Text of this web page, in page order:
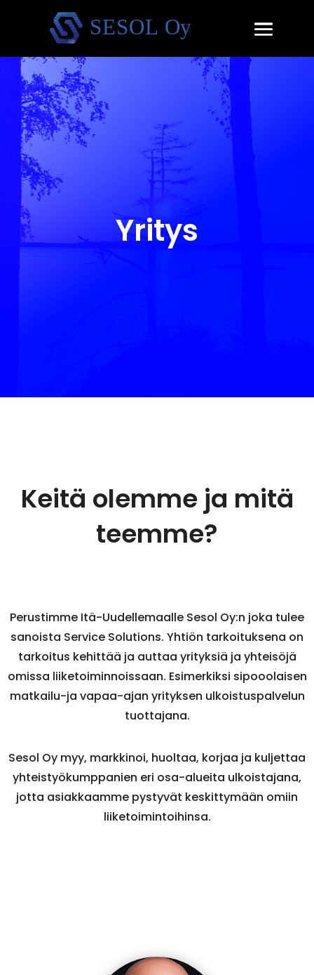
Yritys
Keitä olemme ja mitä
teemme?
Perustimme Itä-Uudellemaalle Sesol Oy:n joka tulee
sanoista Service Solutions. Yhtiön tarkoituksena on
tarkoitus kehittää ja auttaa yrityksiä ja yhteisöjä
omissa liiketoiminnoissaan. Esimerkiksi sipooolaisen
matkailu-ja vapaa-ajan yrityksen ulkoistuspalvelun
tuottajana.
Sesol Oy myy, markkinoi, huoltaa, korjaa ja kuljettaa
yhteistyökumppanien eri osa-alueita ulkoistajana,
jotta asiakkaamme pystyvät keskittymään omiin
liiketoimintoihinsa.